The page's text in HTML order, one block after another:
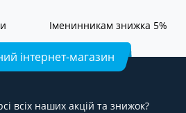
Іменинникам знижка 5%
інтернет-магазин
всіх наших акцій та знижок?